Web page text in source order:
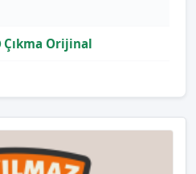
Çıkma Orijinal